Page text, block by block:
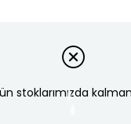
stoklarımızda